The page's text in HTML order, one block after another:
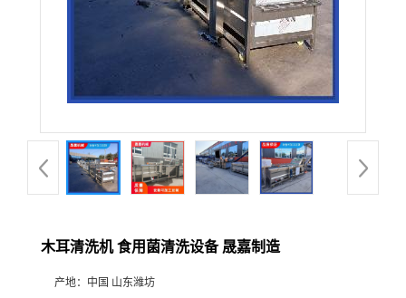
木耳清洗机 食用菌清洗设备 晟嘉制造
产地： 中国 山东潍坊